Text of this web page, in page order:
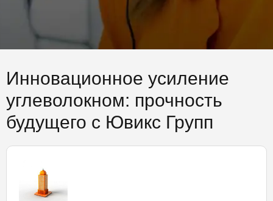
Инновационное усиление
углеволокном: прочность
будущего с Ювикс Групп